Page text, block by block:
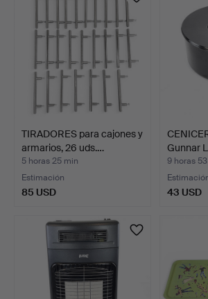
TIRADORES para cajones y
armarios, 26 uds.…
5 horas 25 min
Estimación
85 USD
Gunnar
9 horas
43 USD